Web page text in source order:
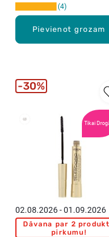
Pievienot grozam
4
Tikai
02.08.2026 - 01.09.2026
Dāvana par 2
pirkumu!
30%